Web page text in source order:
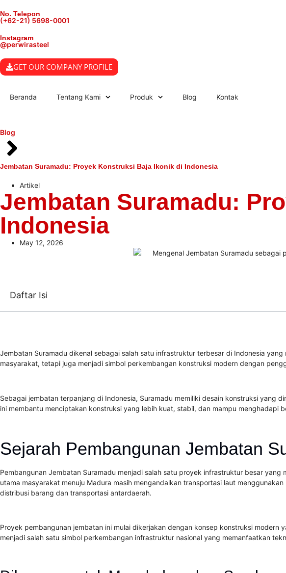
No. Telepon
(+62-21) 5698-0001
Instagram
@perwirasteel
GET OUR COMPANY PROFILE
Beranda Tentang Kami Produk Blog Kontak
Blog
Jembatan Suramadu: Proyek Konstruksi Baja Ikonik di Indonesia
Artikel
Jembatan Suramadu:
Indonesia
May 12, 2026
Daftar Isi
Jembatan Suramadu dikenal sebagai salah satu infrastruktur terbesar di Indonesia
masyarakat, tetapi juga menjadi simbol perkembangan konstruksi modern dengan
Sebagai jembatan terpanjang di Indonesia, Suramadu memiliki desain konstruksi
ini membantu menciptakan konstruksi yang lebih kuat, stabil, dan mampu menghadapi
Sejarah Pembangunan Jembatan
Pembangunan Jembatan Suramadu menjadi salah satu proyek infrastruktur besar
utama masyarakat menuju Madura masih mengandalkan transportasi laut
distribusi barang dan transportasi antardaerah.
Proyek pembangunan jembatan ini mulai dikerjakan dengan konsep konstruksi
menjadi salah satu simbol perkembangan infrastruktur nasional yang memanfaatkan